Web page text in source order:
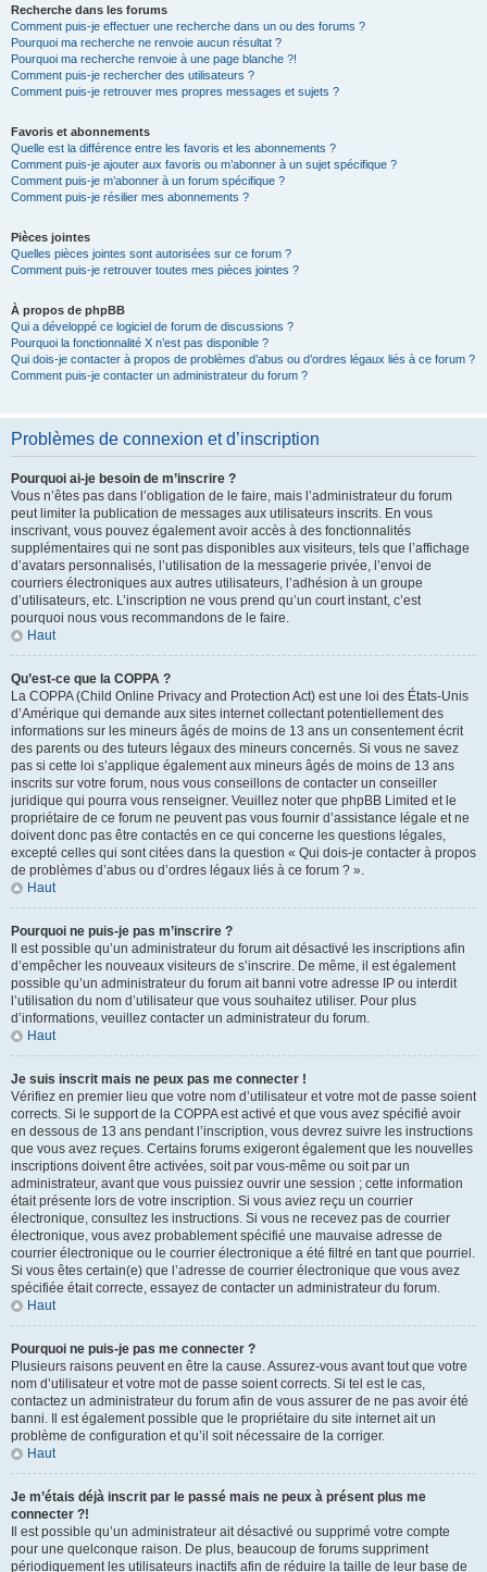
Recherche dans les forums
Comment puis-je effectuer une recherche dans un ou des forums ?
Pourquoi ma recherche ne renvoie aucun résultat ?
Pourquoi ma recherche renvoie à une page blanche ?!
Comment puis-je rechercher des utilisateurs ?
Comment puis-je retrouver mes propres messages et sujets ?
Favoris et abonnements
Quelle est la différence entre les favoris et les abonnements ?
Comment puis-je ajouter aux favoris ou m’abonner à un sujet spécifique ?
Comment puis-je m’abonner à un forum spécifique ?
Comment puis-je résilier mes abonnements ?
Pièces jointes
Quelles pièces jointes sont autorisées sur ce forum ?
Comment puis-je retrouver toutes mes pièces jointes ?
À propos de phpBB
Qui a développé ce logiciel de forum de discussions ?
Pourquoi la fonctionnalité X n’est pas disponible ?
Qui dois-je contacter à propos de problèmes d’abus ou d’ordres légaux liés à ce forum ?
Comment puis-je contacter un administrateur du forum ?
Problèmes de connexion et d’inscription
Pourquoi ai-je besoin de m’inscrire ?
Vous n’êtes pas dans l’obligation de le faire, mais l’administrateur du forum
peut limiter la publication de messages aux utilisateurs inscrits. En vous
inscrivant, vous pouvez également avoir accès à des fonctionnalités
supplémentaires qui ne sont pas disponibles aux visiteurs, tels que l’affichage
d’avatars personnalisés, l’utilisation de la messagerie privée, l’envoi de
courriers électroniques aux autres utilisateurs, l’adhésion à un groupe
d’utilisateurs, etc. L’inscription ne vous prend qu’un court instant, c’est
pourquoi nous vous recommandons de le faire.
Haut
Qu’est-ce que la COPPA ?
La COPPA (Child Online Privacy and Protection Act) est une loi des États-Unis
d’Amérique qui demande aux sites internet collectant potentiellement des
informations sur les mineurs âgés de moins de 13 ans un consentement écrit
des parents ou des tuteurs légaux des mineurs concernés. Si vous ne savez
pas si cette loi s’applique également aux mineurs âgés de moins de 13 ans
inscrits sur votre forum, nous vous conseillons de contacter un conseiller
juridique qui pourra vous renseigner. Veuillez noter que phpBB Limited et le
propriétaire de ce forum ne peuvent pas vous fournir d’assistance légale et ne
doivent donc pas être contactés en ce qui concerne les questions légales,
excepté celles qui sont citées dans la question « Qui dois-je contacter à propos
de problèmes d’abus ou d’ordres légaux liés à ce forum ? ».
Haut
Pourquoi ne puis-je pas m’inscrire ?
Il est possible qu’un administrateur du forum ait désactivé les inscriptions afin
d’empêcher les nouveaux visiteurs de s’inscrire. De même, il est également
possible qu’un administrateur du forum ait banni votre adresse IP ou interdit
l’utilisation du nom d’utilisateur que vous souhaitez utiliser. Pour plus
d’informations, veuillez contacter un administrateur du forum.
Haut
Je suis inscrit mais ne peux pas me connecter !
Vérifiez en premier lieu que votre nom d’utilisateur et votre mot de passe soient
corrects. Si le support de la COPPA est activé et que vous avez spécifié avoir
en dessous de 13 ans pendant l’inscription, vous devrez suivre les instructions
que vous avez reçues. Certains forums exigeront également que les nouvelles
inscriptions doivent être activées, soit par vous-même ou soit par un
administrateur, avant que vous puissiez ouvrir une session ; cette information
était présente lors de votre inscription. Si vous aviez reçu un courrier
électronique, consultez les instructions. Si vous ne recevez pas de courrier
électronique, vous avez probablement spécifié une mauvaise adresse de
courrier électronique ou le courrier électronique a été filtré en tant que pourriel.
Si vous êtes certain(e) que l’adresse de courrier électronique que vous avez
spécifiée était correcte, essayez de contacter un administrateur du forum.
Haut
Pourquoi ne puis-je pas me connecter ?
Plusieurs raisons peuvent en être la cause. Assurez-vous avant tout que votre
nom d’utilisateur et votre mot de passe soient corrects. Si tel est le cas,
contactez un administrateur du forum afin de vous assurer de ne pas avoir été
banni. Il est également possible que le propriétaire du site internet ait un
problème de configuration et qu’il soit nécessaire de la corriger.
Haut
Je m’étais déjà inscrit par le passé mais ne peux à présent plus me
connecter ?!
Il est possible qu’un administrateur ait désactivé ou supprimé votre compte
pour une quelconque raison. De plus, beaucoup de forums suppriment
périodiquement les utilisateurs inactifs afin de réduire la taille de leur base de